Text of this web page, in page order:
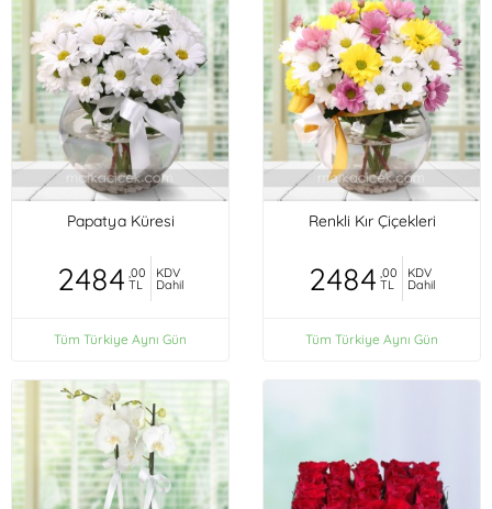
Papatya Küresi
2484 ,00
TL
KDV
Dahil
Tüm Türkiye Aynı Gün
Renkli Kır Çiçekleri
2484 ,00
TL
KDV
Dahil
Tüm Türkiye Aynı Gün